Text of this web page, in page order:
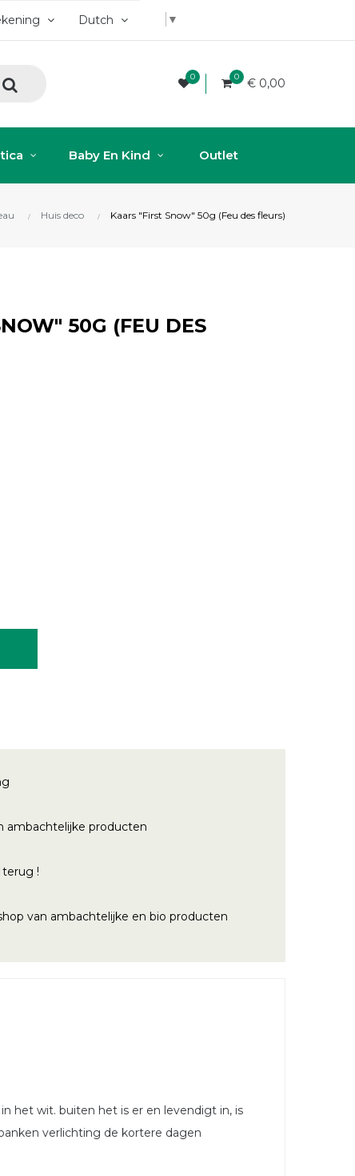
Dutch ▼
0 0 € 0,00
Baby En Kind Outlet
Huis deco Kaars "First Snow" 50g (Feu des fleurs)
50G (FEU DES
ambachtelijke producten
!
van ambachtelijke en bio producten
het wit. buiten het is er en levendigt in, is
verlichting de kortere dagen